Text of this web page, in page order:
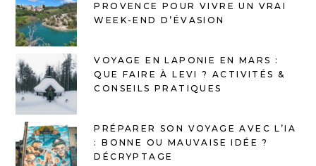
PROVENCE POUR VIVRE UN VRAI
WEEK-END D’ÉVASION
VOYAGE EN LAPONIE EN MARS :
QUE FAIRE À LEVI ? ACTIVITÉS &
CONSEILS PRATIQUES
PRÉPARER SON VOYAGE AVEC L’IA
: BONNE OU MAUVAISE IDÉE ?
DÉCRYPTAGE